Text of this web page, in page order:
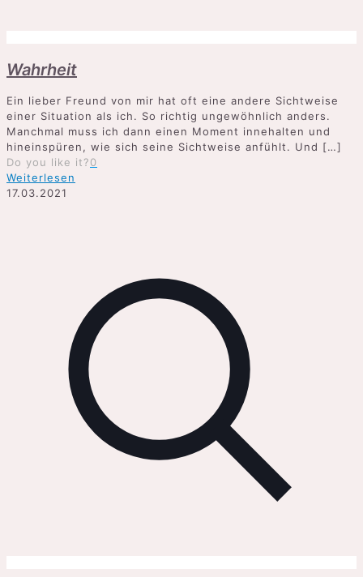
Wahrheit
Ein lieber Freund von mir hat oft eine andere Sichtweise
einer Situation als ich. So richtig ungewöhnlich anders.
Manchmal muss ich dann einen Moment innehalten und
hineinspüren, wie sich seine Sichtweise anfühlt. Und […]
Do you like it?0
Weiterlesen
17.03.2021